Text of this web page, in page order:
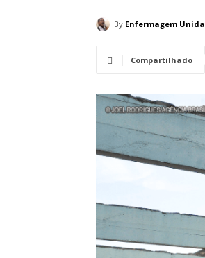
By Enfermagem Unida
Compartilhado